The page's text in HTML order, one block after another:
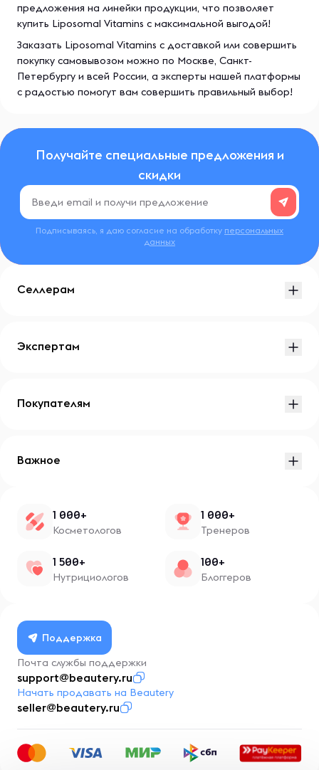
предложения на линейки продукции, что позволяет
купить Liposomal Vitamins с максимальной выгодой!
Заказать Liposomal Vitamins с доставкой или совершить
покупку самовывозом можно по Москве, Санкт-
Петербургу и всей России, а эксперты нашей платформы
с радостью помогут вам совершить правильный выбор!
Получайте специальные предложения и
скидки
Подписываясь, я даю согласие на обработку персональных
данных
Селлерам
Экспертам
Покупателям
Важное
1 000+
Косметологов
1 000+
Тренеров
1 500+
Нутрициологов
100+
Блоггеров
Поддержка
Почта службы поддержки
support@beautery.ru
Начать продавать на Beautery
seller@beautery.ru